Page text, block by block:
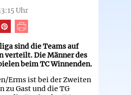
Uhr
sind die Teams auf
verteilt. Die Männer des
beim TC Winnenden.
Erms ist bei der Zweiten
zu Gast und die TG